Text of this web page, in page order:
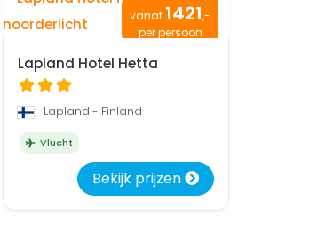
vanaf 1421,-
per persoon
Lapland Hotel Hetta
Lapland - Finland
Vlucht
Bekijk prijzen